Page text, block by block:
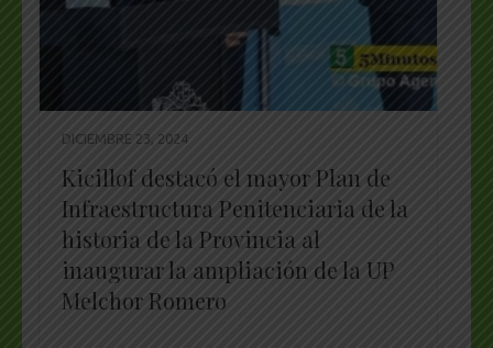
DICIEMBRE 23, 2024
Kicillof destacó el mayor Plan de
Infraestructura Penitenciaria de la
historia de la Provincia al
inaugurar la ampliación de la UP
Melchor Romero